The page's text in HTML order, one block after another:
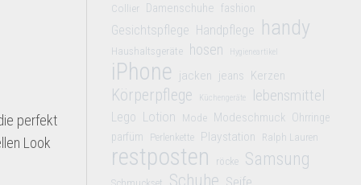
perfekt
Look
Collier Damenschuhe fashion
Gesichtspflege Handpflege handy
Haushaltsgeräte hosen Hygieneartikel
iPhone jacken jeans Kerzen
Körperpflege Küchengeräte lebensmittel
Lego Lotion Mode Modeschmuck Ohrringe
parfüm
Perlenkette Playstation Ralph Lauren
restposten röcke Samsung
Schuhe Seife